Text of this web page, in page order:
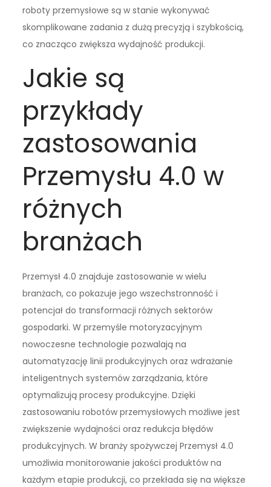
roboty przemysłowe są w stanie wykonywać
skomplikowane zadania z dużą precyzją i szybkością,
co znacząco zwiększa wydajność produkcji.
Jakie są
przykłady
zastosowania
Przemysłu 4.0 w
różnych
branżach
Przemysł 4.0 znajduje zastosowanie w wielu
branżach, co pokazuje jego wszechstronność i
potencjał do transformacji różnych sektorów
gospodarki. W przemyśle motoryzacyjnym
nowoczesne technologie pozwalają na
automatyzację linii produkcyjnych oraz wdrażanie
inteligentnych systemów zarządzania, które
optymalizują procesy produkcyjne. Dzięki
zastosowaniu robotów przemysłowych możliwe jest
zwiększenie wydajności oraz redukcja błędów
produkcyjnych. W branży spożywczej Przemysł 4.0
umożliwia monitorowanie jakości produktów na
każdym etapie produkcji, co przekłada się na większe